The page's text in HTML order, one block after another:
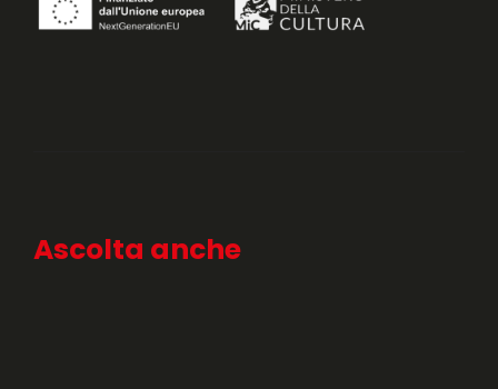
Ascolta anche